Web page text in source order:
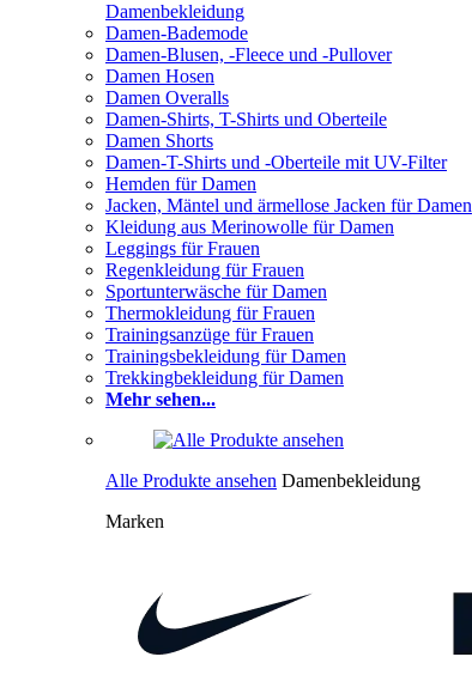
Damenbekleidung
Damen-Bademode
Damen-Blusen, -Fleece und -Pullover
Damen Hosen
Damen Overalls
Damen-Shirts, T-Shirts und Oberteile
Damen Shorts
Damen-T-Shirts und -Oberteile mit UV-Filter
Hemden für Damen
Jacken, Mäntel und ärmellose Jacken für Damen
Kleidung aus Merinowolle für Damen
Leggings für Frauen
Regenkleidung für Frauen
Sportunterwäsche für Damen
Thermokleidung für Frauen
Trainingsanzüge für Frauen
Trainingsbekleidung für Damen
Trekkingbekleidung für Damen
Mehr sehen...
Alle Produkte ansehen Damenbekleidung
Marken